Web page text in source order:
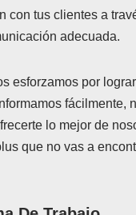
con tus clientes a
adecuada.
esforzamos por
fácilmente,
lo mejor de
que no vas a